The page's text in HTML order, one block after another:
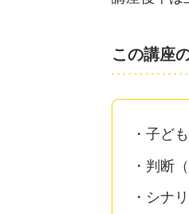
この講座
子ど
判断
シナ